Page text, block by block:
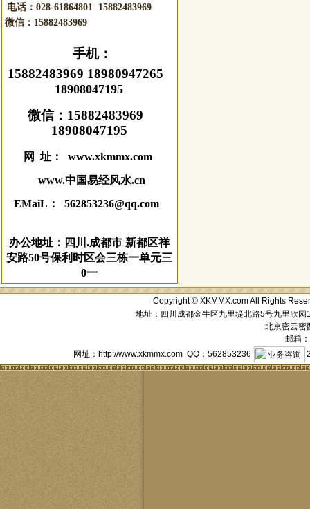
电话：028-61864801 15882483969
微信： 15882483969
手机：
15882483969 18980947265
18908047195
微信： 15882483969
18908047195
网 址： www.xkmmx.com
www.中国易经风水.cn
EMaiL： 562853236@qq.com
办公地址：四川.成都市 新都区祥
安路50号保利时区会三栋一单元三
0一
Copyright © XKMMX.com All Rights
地址：四川成都金牛区九里堤北路5号九里欣
北京密云密
邮箱
网址：http://www.xkmmx.com QQ：562853236